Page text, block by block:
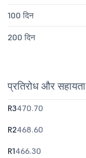
100 दिन
200 दिन
प्रतिरोध और सहायता
R3470.70
R2468.60
R1466.30